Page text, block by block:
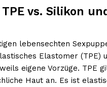
vs. Silikon
lebensechten
Elastomer (TPE)
eigene Vorzüge. TPE
Haut an. Es ist